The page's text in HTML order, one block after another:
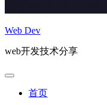
Web Dev
web开发技术分享
首页